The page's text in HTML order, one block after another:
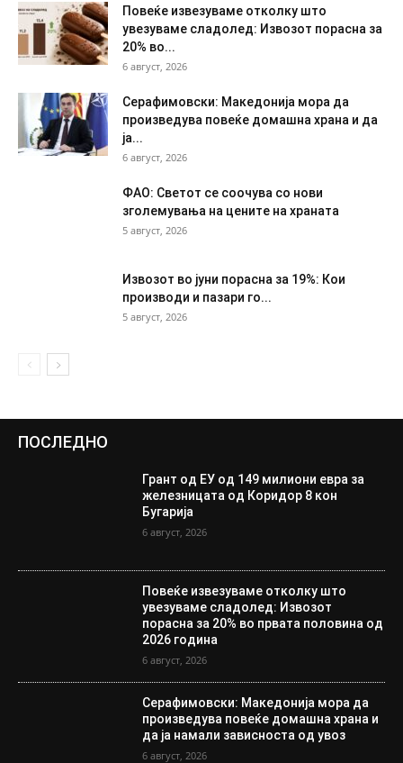
Повеќе извезуваме отколку што
увезуваме сладолед: Извозот порасна за
20% во...
6 август, 2026
Серафимовски: Македонија мора да
произведува повеќе домашна храна и да
ја...
6 август, 2026
ФАО: Светот се соочува со нови
зголемувања на цените на храната
5 август, 2026
Извозот во јуни порасна за 19%: Кои
производи и пазари го...
5 август, 2026
ПОСЛЕДНО
Грант од ЕУ од 149 милиони евра за
железницата од Коридор 8 кон
Бугарија
6 август, 2026
Повеќе извезуваме отколку што
увезуваме сладолед: Извозот
порасна за 20% во првата половина од
2026 година
6 август, 2026
Серафимовски: Македонија мора да
произведува повеќе домашна храна и
да ја намали зависноста од увоз
6 август, 2026